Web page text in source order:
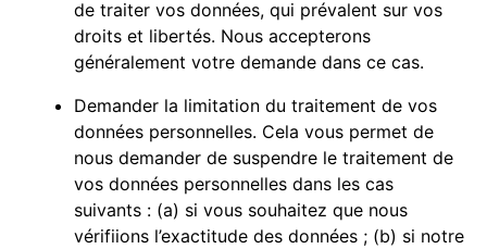
de traiter vos données, qui prévalent sur vos
droits et libertés. Nous accepterons
généralement votre demande dans ce cas.
Demander la limitation du traitement de vos
données personnelles. Cela vous permet de
nous demander de suspendre le traitement de
vos données personnelles dans les cas
suivants : (a) si vous souhaitez que nous
vérifiions l’exactitude des données ; (b) si notre